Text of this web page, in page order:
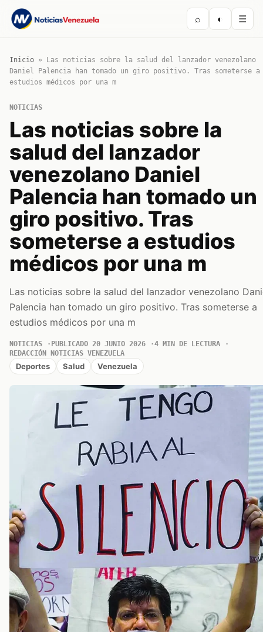
⌕ ◐ ☰
Inicio »
Las noticias sobre la salud del lanzador venezolano
Daniel Palencia han tomado un giro positivo. Tras someterse a
estudios médicos por una m
NOTICIAS
Las noticias sobre la
salud del lanzador
venezolano Daniel
Palencia han tomado un
giro positivo. Tras
someterse a estudios
médicos por una m
Las noticias sobre la salud del lanzador venezolano
Palencia han tomado un giro positivo. Tras someterse a
estudios médicos por una m
NOTICIAS PUBLICADO 20 JUNIO 2026
4 MIN DE LECTURA
REDACCIÓN NOTICIAS VENEZUELA
Deportes Salud Venezuela